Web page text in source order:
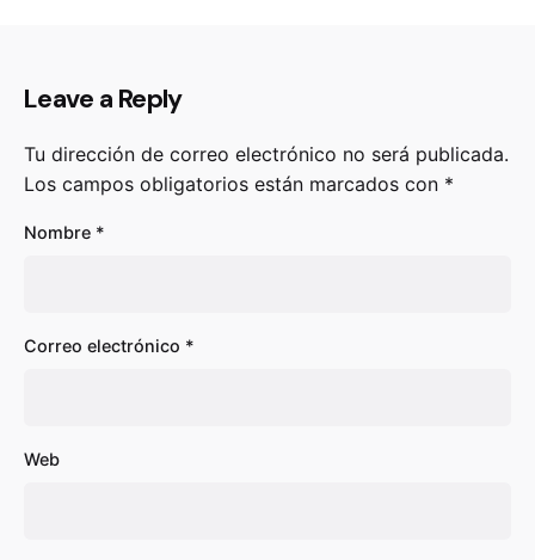
Leave a Reply
Tu dirección de correo electrónico no será publicada.
Los campos obligatorios están marcados con *
Nombre *
Correo electrónico *
Web